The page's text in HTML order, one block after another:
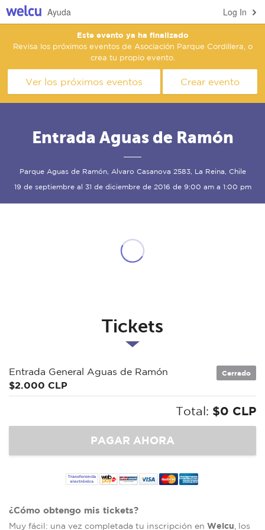
Log In
Ayuda
Este evento ya ha finalizado
Revisa los próximos eventos de Asociación Parque Cordillera, o
crea tu propio evento.
Ver los próximos eventos Crear evento
Entrada Aguas de Ramón
Parque Aguas de Ramón, Alvaro Casanova 2583, La Reina, Chile
19 de septiembre al 31 de diciembre de 2016 de 9:00 am a 1:00 pm
Tickets
Entrada General Aguas de Ramón
$2.000 CLP
Cerrado
Total: $0 CLP
¿Cómo obtengo mis tickets?
Muy fácil: una vez completada tu inscripción en Welcu , los